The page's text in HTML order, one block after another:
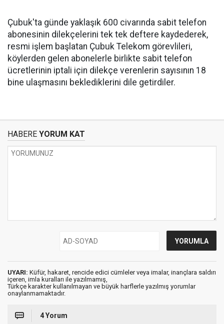
Çubuk'ta günde yaklaşık 600 civarında sabit telefon
abonesinin dilekçelerini tek tek deftere kaydederek,
resmi işlem başlatan Çubuk Telekom görevlileri,
köylerden gelen abonelerle birlikte sabit telefon
ücretlerinin iptali için dilekçe verenlerin sayısının 18
bine ulaşmasını beklediklerini dile getirdiler.
HABERE YORUM KAT
UYARI: Küfür, hakaret, rencide edici cümleler veya imalar, inançlara saldırı
içeren, imla kuralları ile yazılmamış,
Türkçe karakter kullanılmayan ve büyük harflerle yazılmış yorumlar
onaylanmamaktadır.
4 Yorum